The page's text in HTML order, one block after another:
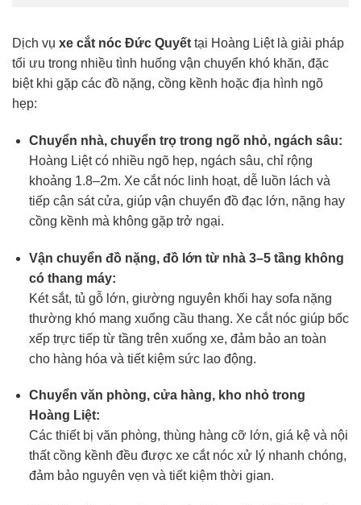
Dịch vụ xe cắt nóc Đức Quyết tại Hoàng Liệt là giải pháp
tối ưu trong nhiều tình huống vận chuyển khó khăn, đặc
biệt khi gặp các đồ nặng, cồng kềnh hoặc địa hình ngõ
hẹp:
Chuyển nhà, chuyển trọ trong ngõ nhỏ, ngách sâu:
Hoàng Liệt có nhiều ngõ hẹp, ngách sâu, chỉ rộng
khoảng 1.8–2m. Xe cắt nóc linh hoạt, dễ luồn lách và
tiếp cận sát cửa, giúp vận chuyển đồ đạc lớn, nặng hay
cồng kềnh mà không gặp trở ngại.
Vận chuyển đồ nặng, đồ lớn từ nhà 3–5 tầng không
có thang máy:
Két sắt, tủ gỗ lớn, giường nguyên khối hay sofa nặng
thường khó mang xuống cầu thang. Xe cắt nóc giúp bốc
xếp trực tiếp từ tầng trên xuống xe, đảm bảo an toàn
cho hàng hóa và tiết kiệm sức lao động.
Chuyển văn phòng, cửa hàng, kho nhỏ trong
Hoàng Liệt:
Các thiết bị văn phòng, thùng hàng cỡ lớn, giá kệ và nội
thất cồng kềnh đều được xe cắt nóc xử lý nhanh chóng,
đảm bảo nguyên vẹn và tiết kiệm thời gian.